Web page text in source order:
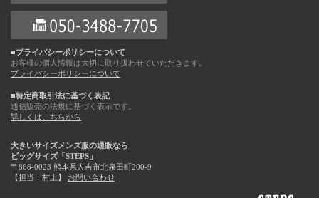
■プライバシーポリシーについて
お客様の個人情報は大切に取り扱わせていただきます。
プライバシーポリシーについて
■特定商取引法に基づく表記
通信販売の法規に基づく表示です。
詳しくはこちらから
大きいサイズメンズ服の通販なら
ビッグサイズ「STEPS」
〒868-0023 熊本県人吉市北泉田町200-9
【担当：村上】 お問い合わせ